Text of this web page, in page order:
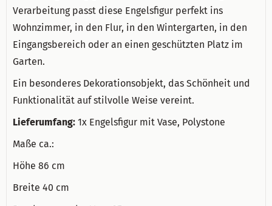
Verarbeitung passt diese Engelsfigur perfekt ins
Wohnzimmer, in den Flur, in den Wintergarten, in den
Eingangsbereich oder an einen geschützten Platz im
Garten.
Ein besonderes Dekorationsobjekt, das Schönheit und
Funktionalität auf stilvolle Weise vereint.
Lieferumfang: 1x Engelsfigur mit Vase, Polystone
Maße ca.:
Höhe 86 cm
Breite 40 cm